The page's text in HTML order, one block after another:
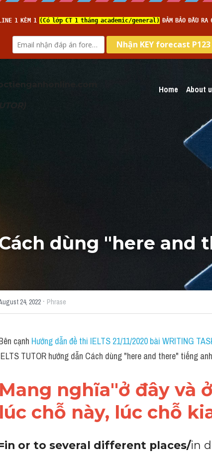
Home About
dùng "here and
24, 2022 · Phrase
cạnh Hướng dẫn đề thi IELTS 21/11/2020 bài WRITING
TUTOR hướng dẫn Cách dùng "here and there" tiếng anh
Mang nghĩa"ở đây và
lúc chỗ này, lúc chỗ
or to several different places/in